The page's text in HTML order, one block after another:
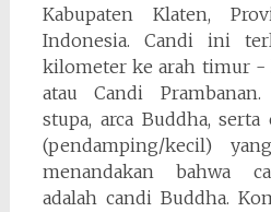
Kabupaten Klaten,
Indonesia. Candi ini
kilometer ke arah timur -
atau Candi
stupa, arca Buddha,
(pendamping/kecil)
menandakan bahwa
adalah candi Buddha.